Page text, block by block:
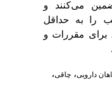
می‌کنند و
را به حداقل
برای مقررات و
دارویی، چاقی،